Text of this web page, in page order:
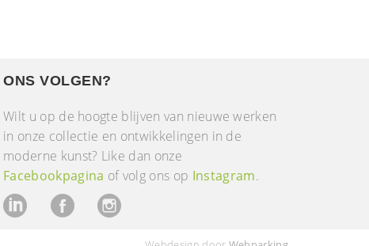
ONS VOLGEN?
Wilt u op de hoogte blijven van nieuwe werken
in onze collectie en ontwikkelingen in de
moderne kunst? Like dan onze
Facebookpagina of volg ons op Instagram.